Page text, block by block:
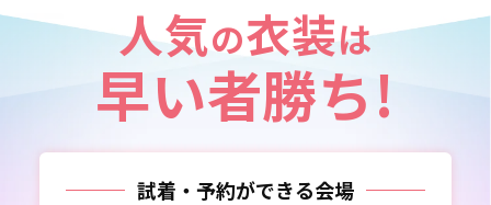
人気の衣装は
早い者勝ち!
試着・予約ができる会場